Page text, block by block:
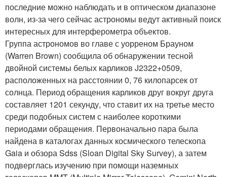
последние можно наблюдать и в оптическом диапазоне
волн, из-за чего сейчас астрономы ведут активный поиск
интересных для интерферометра объектов.
Группа астрономов во главе с уорреном Брауном
(Warren Brown) сообщила об обнаружении тесной
двойной системы белых карликов J2322+0509,
расположенных на расстоянии 0, 76 килопарсек от
солнца. Период обращения карликов друг вокруг друга
составляет 1201 секунду, что ставит их на третье место
среди подобных систем с наиболее короткими
периодами обращения. Первоначально пара была
найдена в каталогах данных космического телескопа
Gaia и обзора Sdss (Sloan Digital Sky Survey), а затем
подверглась изучению при помощи наземных